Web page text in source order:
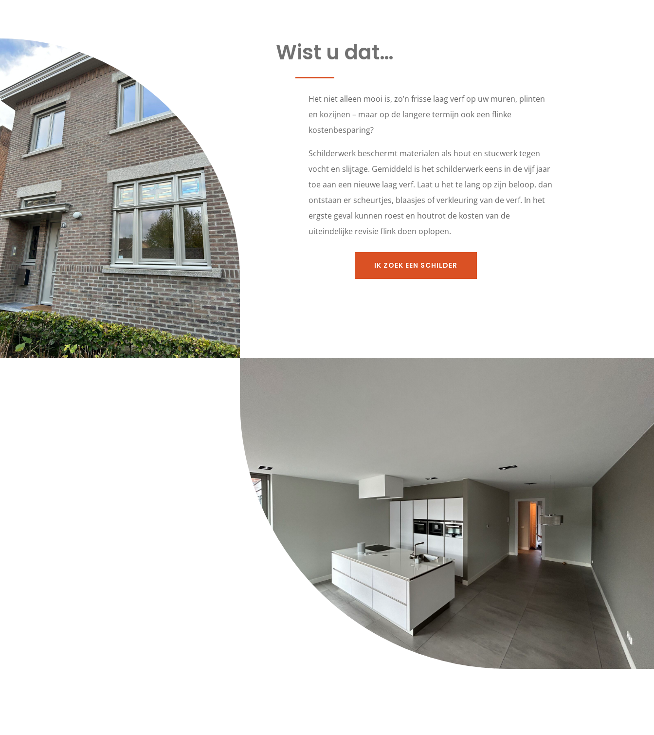
Wist u dat…
Het niet alleen mooi is, zo’n frisse laag verf op uw muren, plinten
en kozijnen – maar op de langere termijn ook een flinke
kostenbesparing?
Schilderwerk beschermt materialen als hout en stucwerk tegen
vocht en slijtage. Gemiddeld is het schilderwerk eens in de vijf jaar
toe aan een nieuwe laag verf. Laat u het te lang op zijn beloop, dan
ontstaan er scheurtjes, blaasjes of verkleuring van de verf. In het
ergste geval kunnen roest en houtrot de kosten van de
uiteindelijke revisie flink doen oplopen.
IK ZOEK EEN SCHILDER